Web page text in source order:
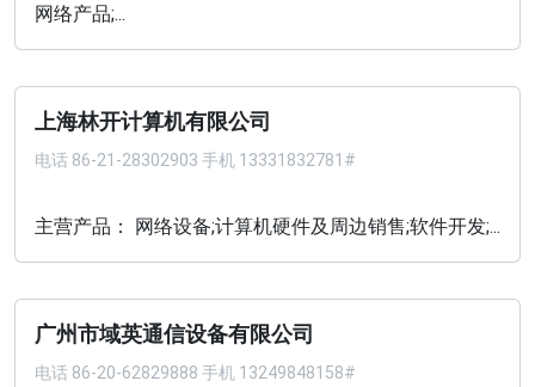
网络产品;...
上海林开计算机有限公司
电话 86-21-28302903 手机 13331832781#
主营产品： 网络设备;计算机硬件及周边销售;软件开发;...
广州市域英通信设备有限公司
电话 86-20-62829888 手机 13249848158#